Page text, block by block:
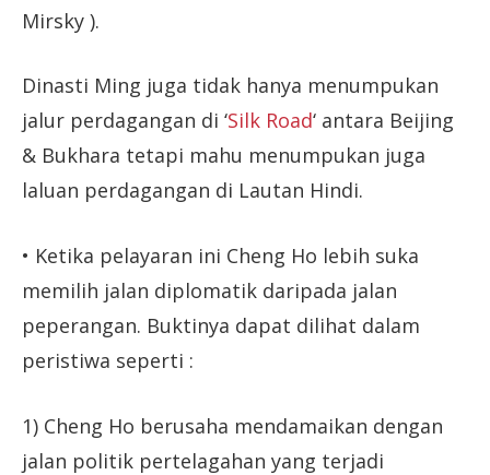
Mirsky ).
Dinasti Ming juga tidak hanya menumpukan
jalur perdagangan di ‘Silk Road‘ antara Beijing
& Bukhara tetapi mahu menumpukan juga
laluan perdagangan di Lautan Hindi.
• Ketika pelayaran ini Cheng Ho lebih suka
memilih jalan diplomatik daripada jalan
peperangan. Buktinya dapat dilihat dalam
peristiwa seperti :
1) Cheng Ho berusaha mendamaikan dengan
jalan politik pertelagahan yang terjadi